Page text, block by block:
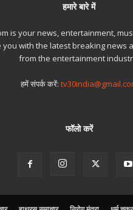
हमारे बारे में
is your news, entertainment,
you with the latest breaking news
from the entertainment
हमें संपर्क करें:
फॉलो करें